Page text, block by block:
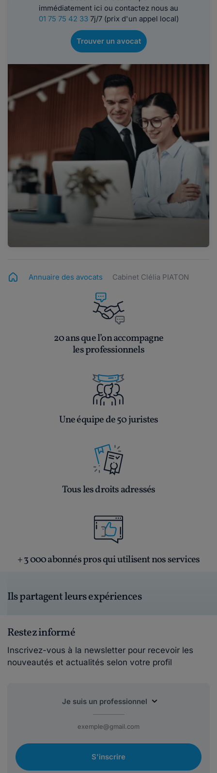
immédiatement ici ou contactez nous au
01 75 75 42 337j/7 (prix d'un appel local)
Trouver un avocat
Annuaire des avocats Cabinet Clélia PIATON
20 ans que l’on accompagne
les professionnels
Une équipe de 50 juristes
Tous les droits adressés
+ 3 000 abonnés pros qui utilisent nos services
Ils partagent leurs expériences
Restez informé
Inscrivez-vous à la newsletter pour recevoir les
nouveautés et actualités selon votre profil
S'inscrire